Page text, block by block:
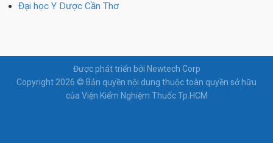
Đại học Y Dược Cần Thơ
Được phát triển bởi Newtech Corp
Copyright 2026 © Bản quyền nội dung thuộc toàn quyền sở hữu
của Viện Kiểm Nghiệm Thuốc Tp.HCM